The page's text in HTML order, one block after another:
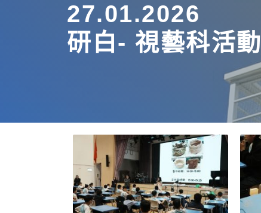
27.01.2026
研白- 視藝科活動